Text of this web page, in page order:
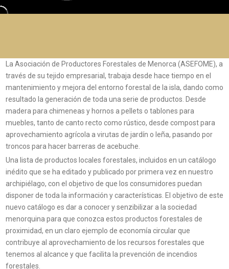
La Asociación de Productores Forestales de Menorca (ASEFOME), a
través de su tejido empresarial, trabaja desde hace tiempo en el
mantenimiento y mejora del entorno forestal de la isla, dando como
resultado la generación de toda una serie de productos. Desde
madera para chimeneas y hornos a pellets o tablones para
muebles, tanto de canto recto como rústico, desde compost para
aprovechamiento agrícola a virutas de jardín o leña, pasando por
troncos para hacer barreras de acebuche.
Una lista de productos locales forestales, incluidos en un catálogo
inédito que se ha editado y publicado por primera vez en nuestro
archipiélago, con el objetivo de que los consumidores puedan
disponer de toda la información y características. El objetivo de este
nuevo catálogo es dar a conocer y senzibilizar a la sociedad
menorquina para que conozca estos productos forestales de
proximidad, en un claro ejemplo de economía circular que
contribuye al aprovechamiento de los recursos forestales que
tenemos al alcance y que facilita la prevención de incendios
forestales.